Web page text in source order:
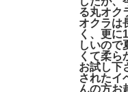
る丸オク
オクラは
く、更に
しいので
くて柔ら
お試し下
されたイ
んの方お